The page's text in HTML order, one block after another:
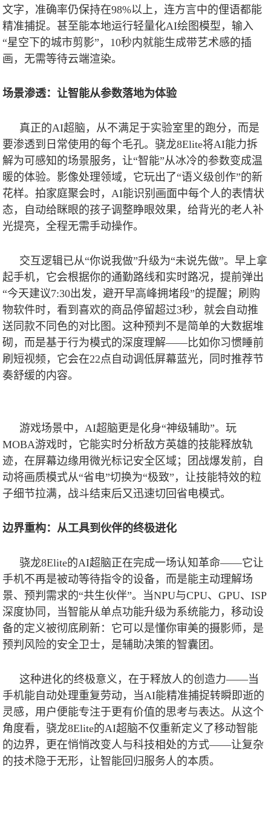
文字，准确率仍保持在98%以上，连方言中的俚语都能
精准捕捉。甚至能本地运行轻量化AI绘图模型，输入
“星空下的城市剪影”， 10秒内就能生成带艺术感的插
画，无需等待云端渲染。
场景渗透：让智能从参数落地为体验
真正的AI超脑，从不满足于实验室里的跑分，而是
要渗透到日常使用的每个毛孔。骁龙8Elite将AI能力拆
解为可感知的场景服务，让“智能”从冰冷的参数变成温
暖的体验。影像处理领域，它玩出了“语义级创作”的新
花样。拍家庭聚会时，AI能识别画面中每个人的表情状
态，自动给眯眼的孩子调整睁眼效果，给背光的老人补
光提亮，全程无需手动操作。
交互逻辑已从“你说我做”升级为“未说先做”。早上拿
起手机，它会根据你的通勤路线和实时路况，提前弹出
“今天建议7:30出发，避开早高峰拥堵段”的提醒；刷购
物软件时，看到喜欢的商品停留超过3秒，就会自动推
送同款不同色的对比图。这种预判不是简单的大数据堆
砌，而是基于行为模式的深度理解——比如你习惯睡前
刷短视频，它会在22点自动调低屏幕蓝光，同时推荐节
奏舒缓的内容。
游戏场景中，AI超脑更是化身“神级辅助”。玩
MOBA游戏时，它能实时分析敌方英雄的技能释放轨
迹，在屏幕边缘用微光标记安全区域；团战爆发前，自
动将画质模式从“省电”切换为“极致”，让技能特效的粒
子细节拉满，战斗结束后又迅速切回省电模式。
边界重构：从工具到伙伴的终极进化
骁龙8Elite的AI超脑正在完成一场认知革命——它让
手机不再是被动等待指令的设备，而是能主动理解场
景、预判需求的“共生伙伴”。当NPU与CPU、GPU、ISP
深度协同，当智能从单点功能升级为系统能力，移动设
备的定义被彻底刷新：它可以是懂你审美的摄影师，是
预判风险的安全卫士，是辅助决策的智囊团。
这种进化的终极意义，在于释放人的创造力——当
手机能自动处理重复劳动，当AI能精准捕捉转瞬即逝的
灵感，用户便能专注于更有价值的思考与表达。从这个
角度看，骁龙8Elite的AI超脑不仅重新定义了移动智能
的边界，更在悄悄改变人与科技相处的方式——让复杂
的技术隐于无形，让智能回归服务人的本质。